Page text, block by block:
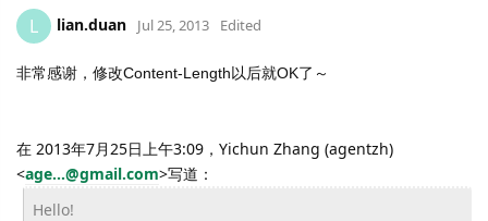
L lian.duan Jul 25, 2013 Edited
非常感谢，修改Content-Length以后就OK了～
在 2013年7月25日上午3:09，Yichun Zhang (agentzh)
<age...@gmail.com>写道：
Hello!